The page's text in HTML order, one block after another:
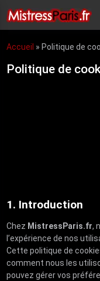
Accueil » Politique de
Politique de
1. Introduction
Chez MistressParis.fr,
l’expérience de nos
Cette politique de
comment nous les
pouvez gérer vos